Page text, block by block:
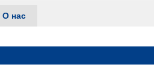
О нас